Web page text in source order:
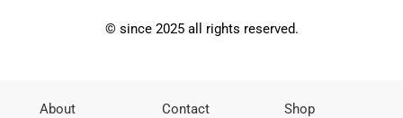
© since 2025 all rights reserved.
About
Contact
Shop